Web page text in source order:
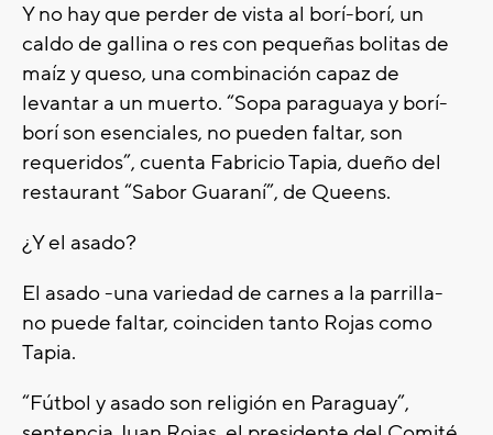
Y no hay que perder de vista al borí-borí, un
caldo de gallina o res con pequeñas bolitas de
maíz y queso, una combinación capaz de
levantar a un muerto. “Sopa paraguaya y borí-
borí son esenciales, no pueden faltar, son
requeridos”, cuenta Fabricio Tapia, dueño del
restaurant “Sabor Guaraní”, de Queens.
¿Y el asado?
El asado -una variedad de carnes a la parrilla-
no puede faltar, coinciden tanto Rojas como
Tapia.
“Fútbol y asado son religión en Paraguay”,